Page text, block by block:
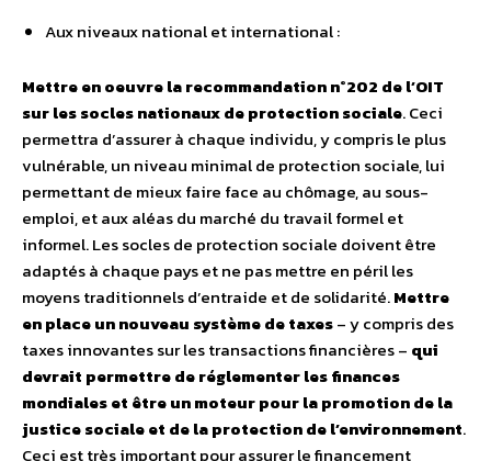
Aux niveaux national et international :
Mettre en oeuvre la recommandation n°202 de l’OIT
sur les socles nationaux de protection sociale. Ceci
permettra d’assurer à chaque individu, y compris le plus
vulnérable, un niveau minimal de protection sociale, lui
permettant de mieux faire face au chômage, au sous-
emploi, et aux aléas du marché du travail formel et
informel. Les socles de protection sociale doivent être
adaptés à chaque pays et ne pas mettre en péril les
moyens traditionnels d’entraide et de solidarité.Mettre
en place un nouveau système de taxes– y compris des
taxes innovantes sur les transactions financières – qui
devrait permettre de réglementer les finances
mondiales et être un moteur pour la promotion de la
justice sociale et de la protection de l’environnement.
Ceci est très important pour assurer le financement